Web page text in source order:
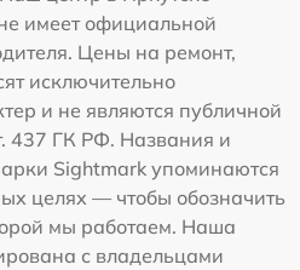
имеет официальной
Цены на ремонт,
исключительно
и не являются публичной
437 ГК РФ. Названия и
Sightmark упоминаются
целях — чтобы обозначить
мы работаем. Наша
с владельцами